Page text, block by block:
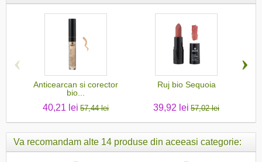
Anticearcan si corector
bio...
40,21 lei 57,44 lei
Ruj bio Sequoia
39,92 lei 57,02 lei
‹ ›
Va recomandam alte 14 produse din aceeasi categorie: